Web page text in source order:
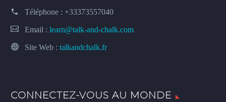
Téléphone : +33373557040
Email : learn@talk-and-chalk.com
Site Web : talkandchalk.fr
CONNECTEZ-VOUS AU MONDE